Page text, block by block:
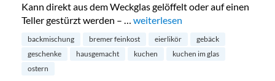
Kann direkt aus dem Weckglas gelöffelt oder auf einen
Teller gestürzt werden – … „Kuchen im Glas von Bremer
weiterlesen
backmischung bremer feinkost eierlikör
gebäck
geschenke
hausgemacht kuchen
kuchen im glas
ostern